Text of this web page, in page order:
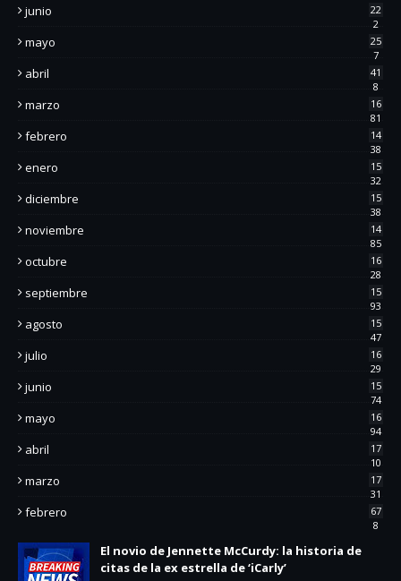
junio
22
2
mayo
25
7
abril
41
8
marzo
16
81
febrero
14
38
enero
15
32
diciembre
15
38
noviembre
14
85
octubre
16
28
septiembre
15
93
agosto
15
47
julio
16
29
junio
15
74
mayo
16
94
abril
17
10
marzo
17
31
febrero
67
8
El novio de Jennette McCurdy: la historia de
citas de la ex estrella de ‘iCarly’